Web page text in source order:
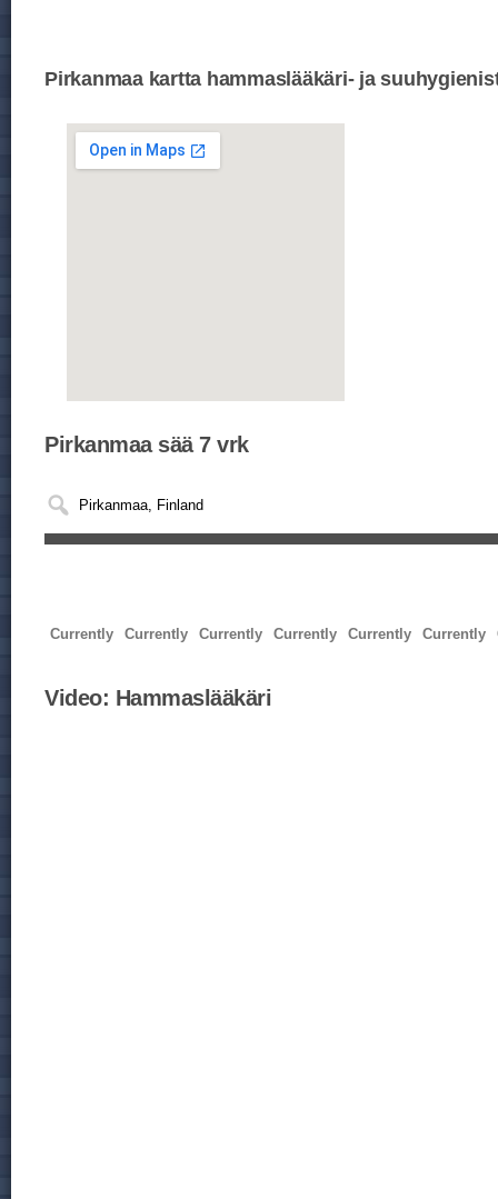
Pirkanmaa kartta hammaslääkäri- ja
Pirkanmaa sää 7 vrk
Currently Currently Currently Currently Currently Currently
Video: Hammaslääkäri